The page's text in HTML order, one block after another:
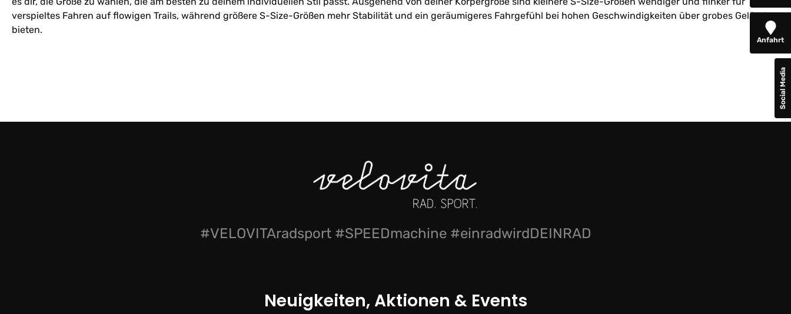
verspieltes Fahren auf flowigen Trails, während größere S-Size-Größen mehr Stabilität und ein geräumigeres Fahrgefühl bei hohen Geschwindigkeiten über grobes Gelände
bieten.
#VELOVITAradsport #SPEEDmachine #einradwirdDEINRAD
Neuigkeiten, Aktionen & Events
Anfahrt
Social Media